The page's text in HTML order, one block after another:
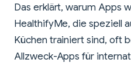
Das erklärt, warum Apps
HealthifyMe, die speziell
Küchen trainiert sind, oft
Allzweck-Apps für